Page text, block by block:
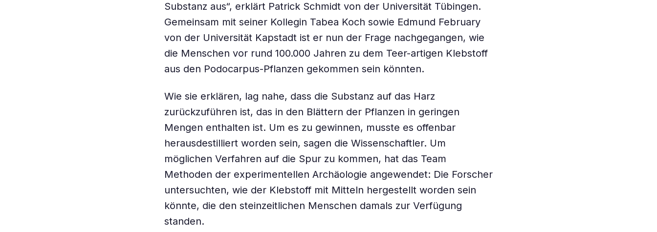
Substanz aus“, erklärt Patrick Schmidt von der Universität Tübingen.
Gemeinsam mit seiner Kollegin Tabea Koch sowie Edmund February
von der Universität Kapstadt ist er nun der Frage nachgegangen, wie
die Menschen vor rund 100.000 Jahren zu dem Teer-artigen Klebstoff
aus den Podocarpus-Pflanzen gekommen sein könnten.
Wie sie erklären, lag nahe, dass die Substanz auf das Harz
zurückzuführen ist, das in den Blättern der Pflanzen in geringen
Mengen enthalten ist. Um es zu gewinnen, musste es offenbar
herausdestilliert worden sein, sagen die Wissenschaftler. Um
möglichen Verfahren auf die Spur zu kommen, hat das Team
Methoden der experimentellen Archäologie angewendet: Die Forscher
untersuchten, wie der Klebstoff mit Mitteln hergestellt worden sein
könnte, die den steinzeitlichen Menschen damals zur Verfügung
standen.